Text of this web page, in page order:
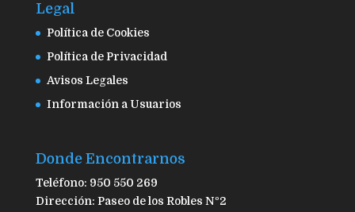
Legal
Política de Cookies
Política de Privacidad
Avisos Legales
Información a Usuarios
Donde Encontrarnos
Teléfono: 950 550 269
Dirección: Paseo de los Robles Nº2